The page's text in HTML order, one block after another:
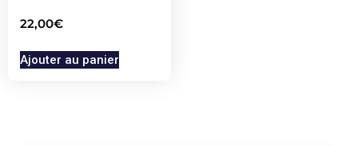
22,00€
Ajouter au panier